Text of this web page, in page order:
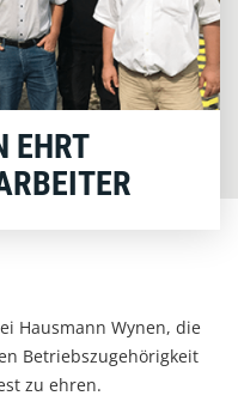
EHRT
Hausmann Wynen, die
Betriebszugehörigkeit
zu ehren.